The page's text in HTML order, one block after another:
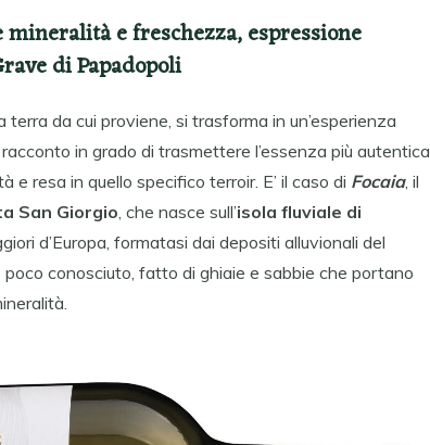
e freschezza, espressione
di Papadopoli
da cui proviene, si trasforma in un’esperienza
in grado di trasmettere l’essenza più autentica
resa in quello specifico terroir. E’ il caso di Focaia, il
San Giorgio, che nasce sull’isola fluviale di
d’Europa, formatasi dai depositi alluvionali del
conosciuto, fatto di ghiaie e sabbie che portano